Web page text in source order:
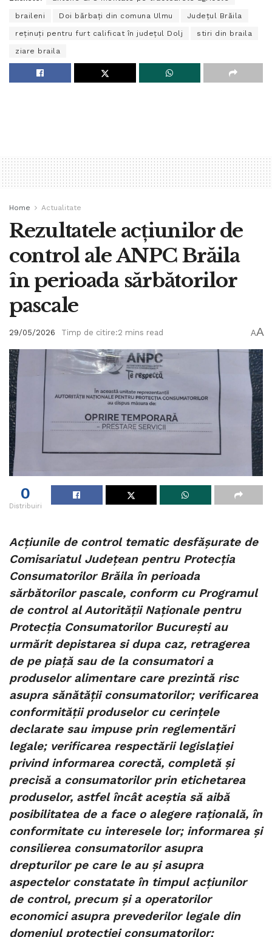
braileni Doi bărbați din comuna Ulmu Județul Brăila
reținuți pentru furt calificat în județul Dolj stiri din braila
ziare braila
Home Actualitate
Rezultatele acțiunilor de
control ale ANPC Brăila
în perioada sărbătorilor
pascale
29/05/2026 Timp de citire:2 mins read AA
0
Distribuiri
Acţiunile de control tematic desfăşurate de
Comisariatul Judeţean pentru Protecţia
Consumatorilor Brăila în perioada
sărbătorilor pascale, conform cu Programul
de control al Autorităţii Naţionale pentru
Protecţia Consumatorilor Bucureşti au
urmărit depistarea si dupa caz, retragerea
de pe piaţă sau de la consumatori a
produselor alimentare care prezintă risc
asupra sănătăţii consumatorilor; verificarea
conformităţii produselor cu cerinţele
declarate sau impuse prin reglementări
legale; verificarea respectării legislaţiei
privind informarea corectă, completă şi
precisă a consumatorilor prin etichetarea
produselor, astfel încât aceştia să aibă
posibilitatea de a face o alegere raţională, în
conformitate cu interesele lor; informarea şi
consilierea consumatorilor asupra
drepturilor pe care le au şi asupra
aspectelor constatate în timpul acţiunilor
de control, precum şi a operatorilor
economici asupra prevederilor legale din
domeniul protecţiei consumatorilor;